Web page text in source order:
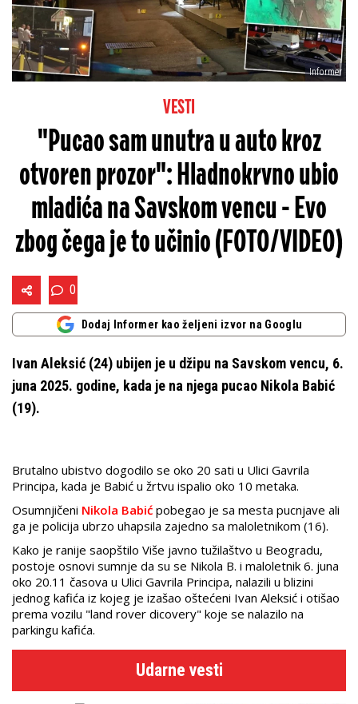
Informer
VESTI
"Pucao sam unutra u auto kroz
otvoren prozor": Hladnokrvno ubio
mladića na Savskom vencu - Evo
zbog čega je to učinio (FOTO/VIDEO)
0
Dodaj Informer kao željeni izvor na Googlu
Ivan Aleksić (24) ubijen je u džipu na Savskom vencu, 6.
juna 2025. godine, kada je na njega pucao Nikola Babić
(19).
Brutalno ubistvo dogodilo se oko 20 sati u Ulici Gavrila
Principa, kada je Babić u žrtvu ispalio oko 10 metaka.
Osumnjičeni Nikola Babić pobegao je sa mesta pucnjave ali
ga je policija ubrzo uhapsila zajedno sa maloletnikom (16).
Kako je ranije saopštilo Više javno tužilaštvo u Beogradu,
postoje osnovi sumnje da su se Nikola B. i maloletnik 6. juna
oko 20.11 časova u Ulici Gavrila Principa, nalazili u blizini
jednog kafića iz kojeg je izašao oštećeni Ivan Aleksić i otišao
prema vozilu "land rover dicovery" koje se nalazilo na
parkingu kafića.
Udarne vesti